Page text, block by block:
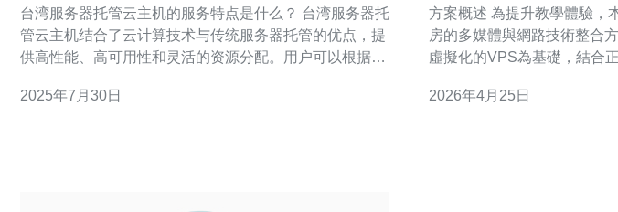
台湾服务器托管云主机的服务特点是什么？ 台湾服务器托
管云主机结合了云计算技术与传统服务器托管的优点，提
供高性能、高可用性和灵活的资源分配。用户可以根据实
持良好的运行状态。此外，台湾的网络基础设施相对成
2025年7月30日
方案概述 為提升教學體驗，
房的多媒體與網路技術整合
虛擬化的VPS為基礎，結合
與安全性的平衡。推薦德讯
2026年4月25日